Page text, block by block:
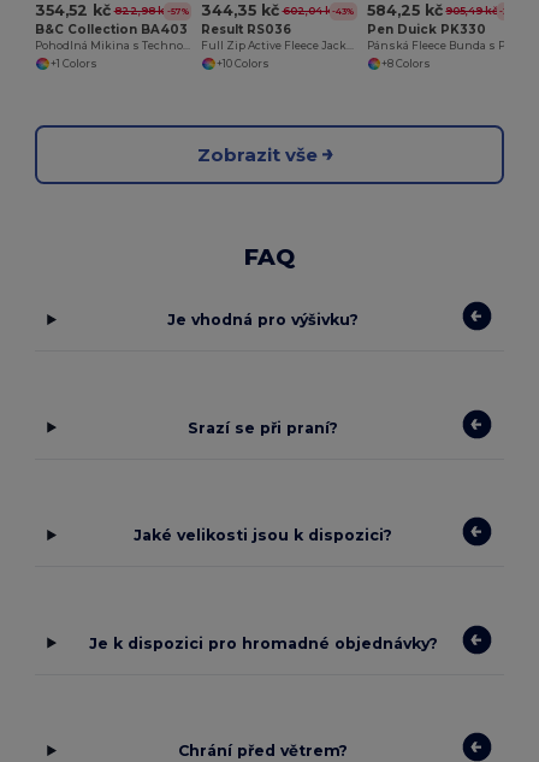
354,52 kč 822,98 kč-57%
B&C Collection BA403
Pohodlná Mikina s Technologií PST
+1 Colors
344,35 kč 602,04 kč-43%
Result RS036
Full Zip Active Fleece Jacket
+10 Colors
584,25 kč 905,49 kč -35%
Pen Duick PK330
+8 Colors
Zobrazit vše
FAQ
Je vhodná pro výšivku?
Srazí se při praní?
Jaké velikosti jsou k dispozici?
Je k dispozici pro hromadné objednávky?
Chrání před větrem?